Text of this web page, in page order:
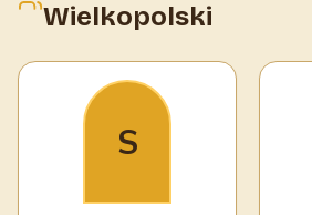
Wielkopolski
S